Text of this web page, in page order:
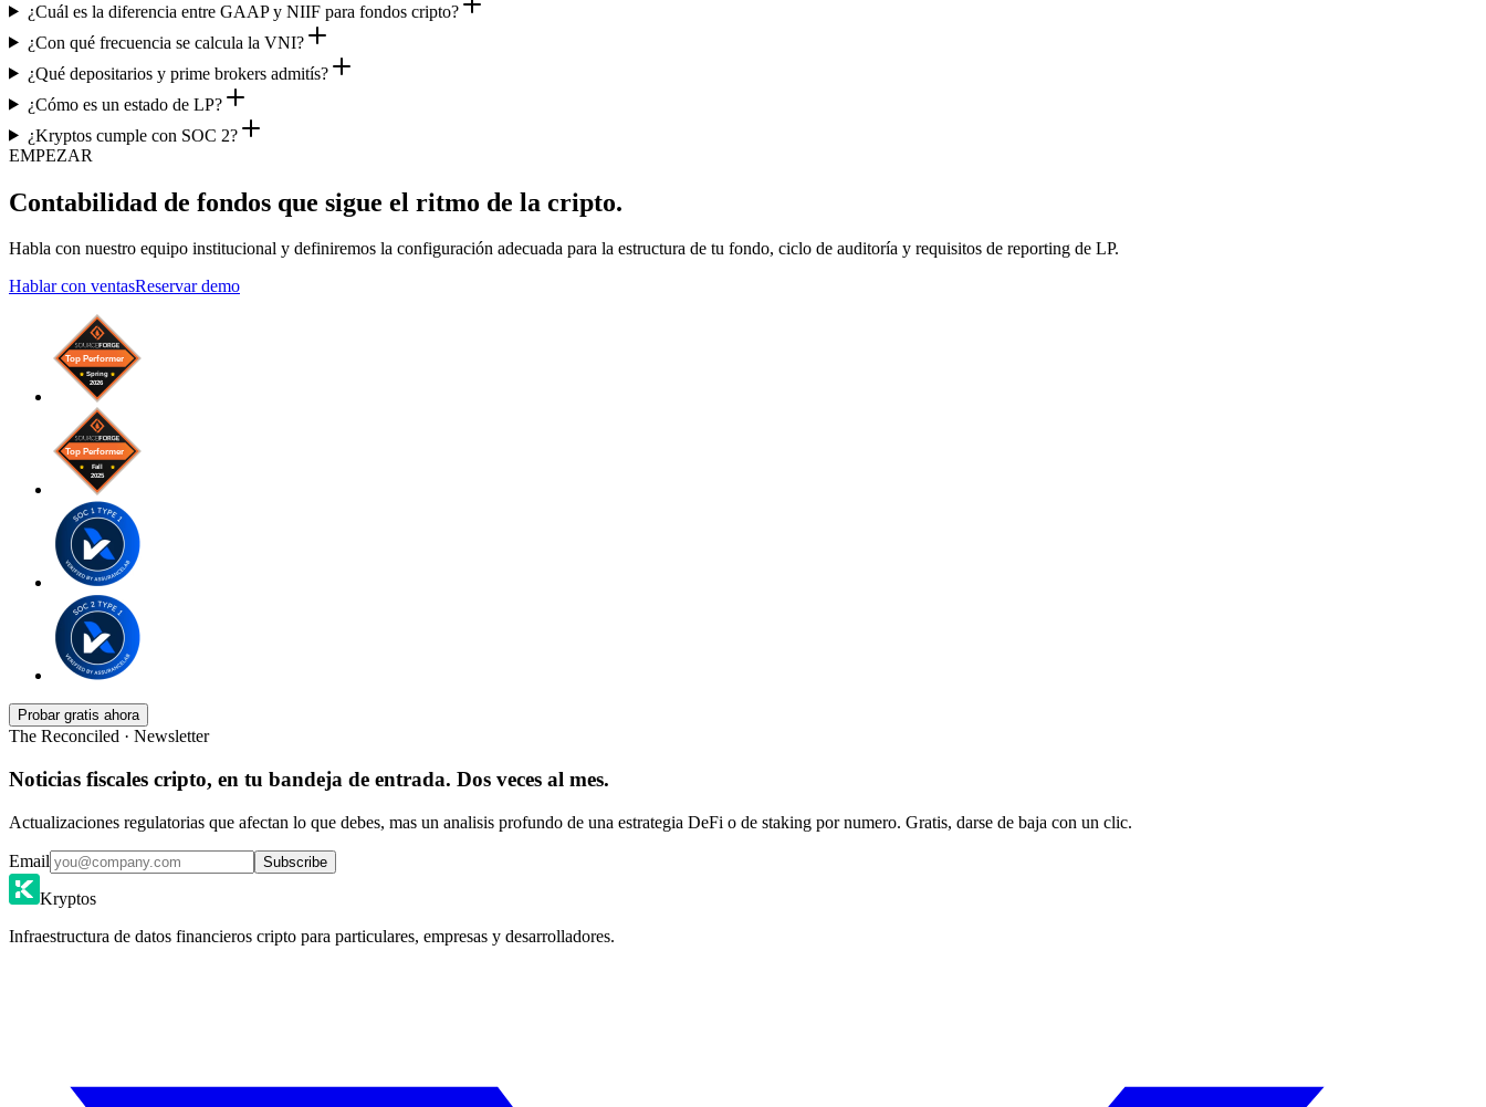
¿Cuál es la diferencia entre GAAP y NIIF para fondos cripto?
¿Con qué frecuencia se calcula la VNI?
¿Qué depositarios y prime brokers admitís?
¿Cómo es un estado de LP?
¿Kryptos cumple con SOC 2?
EMPEZAR
Contabilidad de fondos que sigue el ritmo de la cripto.
Habla con nuestro equipo institucional y definiremos la configuración adecuada para la estructura de tu fondo, ciclo de auditoría y requisitos de reporting de LP.
Hablar con ventasReservar demo
Probar gratis ahora
The Reconciled · Newsletter
Noticias fiscales cripto, en tu bandeja de entrada. Dos veces al mes.
Actualizaciones regulatorias que afectan lo que debes, mas un analisis profundo de una estrategia DeFi o de staking por numero. Gratis, darse de baja con un clic.
Email Subscribe
Kryptos
Infraestructura de datos financieros cripto para particulares, empresas y desarrolladores.